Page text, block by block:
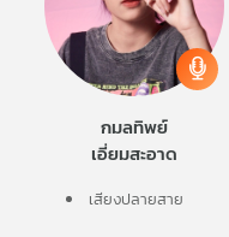
บทความ
กมลทิพย์
เอี่ยมสะอาด
เสียงปลายสาย